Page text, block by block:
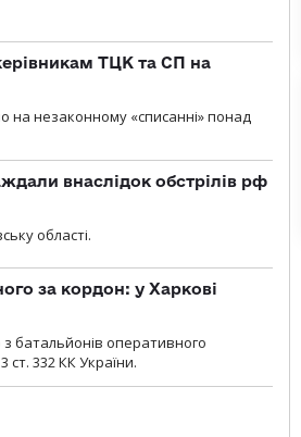
ТЦК та СП на
на незаконному «списанні» понад
внаслідок обстрілів рф
області.
за кордон: у Харкові
батальйонів оперативного
ст. 332 КК України.